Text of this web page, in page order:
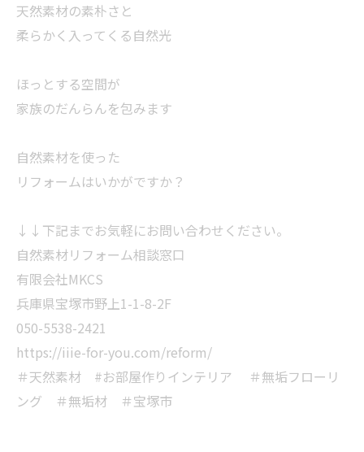
天然素材の素朴さと
柔らかく入ってくる自然光
ほっとする空間が
家族のだんらんを包みます
自然素材を使った
リフォームはいかがですか？
↓↓下記までお気軽にお問い合わせください。
自然素材リフォーム相談窓口
有限会社MKCS
兵庫県宝塚市野上1-1-8-2F
050-5538-2421
https://iiie-for-you.com/reform/
＃天然素材 #お部屋作りインテリア ＃無垢フローリ
ング ＃無垢材 ＃宝塚市